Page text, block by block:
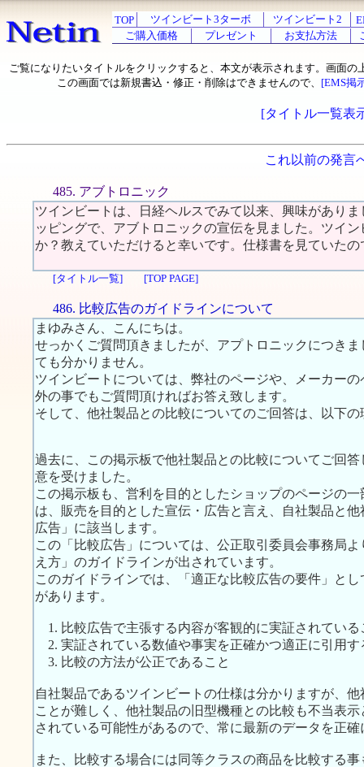
TOP ツインビート3ターボ ツインビート2
ご購入価格
プレゼント お支払方法
ご覧になりたいタイトルをクリックすると、本文が表示されます。画面の
この画面では新規書込・修正・削除はできませんので、 [EMS掲
[タイトル一覧表
これ以前の発言
485. アブトロニック
ツインビートは、日経ヘルスでみて以来、興味があり
ッピングで、アブトロニックの宣伝を見ました。ツイ
か？教えていただけると幸いです。仕様書を見ていた
[タイトル一覧] [TOP PAGE]
486. 比較広告のガイドラインについて
まゆみさん、こんにちは。
せっかくご質問頂きましたが、アプトロニックにつき
ても分かりません。
ツインビートについては、弊社のページや、メーカー
外の事でもご質問頂ければお答え致します。
そして、他社製品との比較についてのご回答は、以下
過去に、この掲示板で他社製品との比較についてご回
意を受けました。
この掲示板も、営利を目的としたショップのページの
は、販売を目的とした宣伝・広告と言え、自社製品と
広告」に該当します。
この「比較広告」については、公正取引委員会事務局
え方」のガイドラインが出されています。
このガイドラインでは、「適正な比較広告の要件」と
があります。
1. 比較広告で主張する内容が客観的に実証されている
2. 実証されている数値や事実を正確かつ適正に引用す
3. 比較の方法が公正であること
自社製品であるツインビートの仕様は分かりますが、
ことが難しく、他社製品の旧型機種との比較も不当表
されている可能性があるので、常に最新のデータを正
また、比較する場合には同等クラスの商品を比較する